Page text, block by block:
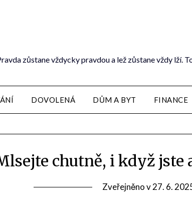
zůstane vždycky pravdou a lež zůstane vždy lží.
DOVOLENÁ DŮM A BYT FINANCE
chutně, i když jste
Zveřejněno v27. 6.